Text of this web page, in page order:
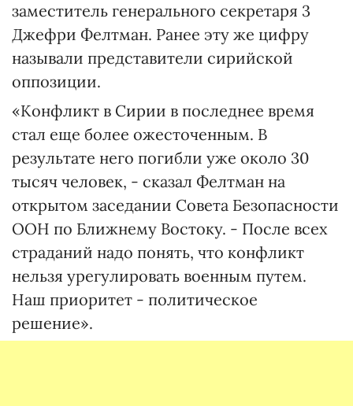
заместитель генерального секретаря 3
Джефри Фелтман. Ранее эту же цифру
называли представители сирийской
оппозиции.
«Конфликт в Сирии в последнее время
стал еще более ожесточенным. В
результате него погибли уже около 30
тысяч человек, - сказал Фелтман на
открытом заседании Совета Безопасности
ООН по Ближнему Востоку. - После всех
страданий надо понять, что конфликт
нельзя урегулировать военным путем.
Наш приоритет - политическое
решение».